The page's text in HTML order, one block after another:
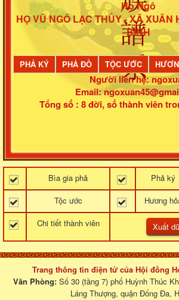
Họ Ngô
HỌ VŨ NGÔ LẠC THỦY - XÃ XUÂN
BÌNH
PHẢ KÝ PHẢ ĐỒ TỘC ƯỚC
Người liên hệ:
Email:
Tổng số : 8 đời, số thành viên
Bìa gia phả Phả ký
Tộc ước
Hương
Chi tiết thành viên
Trang thông tin điện tử của Hội đồng
Văn Phòng: Số 30 (tầng 7) phố Huỳnh Thúc
Láng Thượng, quận Đống Đa,